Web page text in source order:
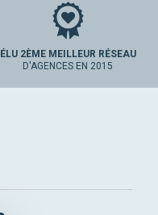
ÉLU 2ÈME MEILLEUR RÉSEAU
D'AGENCES EN 2015